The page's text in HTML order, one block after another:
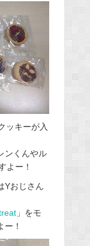
ッキーが入
ンくんやル
よー！
Yおじさん
」をモ
！